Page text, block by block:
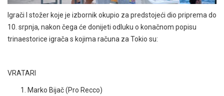
Igrači I stožer koje je izbornik okupio za predstojeći dio priprema do
10. srpnja, nakon čega će donijeti odluku o konačnom popisu
trinaestorice igrača s kojima računa za Tokio su:
VRATARI
Marko Bijač (Pro Recco)